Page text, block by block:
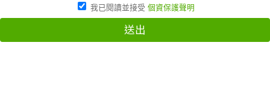
我已閱讀並接受 個資保護聲明
送出